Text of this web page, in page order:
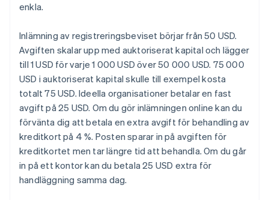
enkla.
Inlämning av registreringsbeviset börjar från 50 USD.
Avgiften skalar upp med auktoriserat kapital och lägger
till 1 USD för varje 1 000 USD över 50 000 USD. 75 000
USD i auktoriserat kapital skulle till exempel kosta
totalt 75 USD. Ideella organisationer betalar en fast
avgift på 25 USD. Om du gör inlämningen online kan du
förvänta dig att betala en extra avgift för behandling av
kreditkort på 4 %. Posten sparar in på avgiften för
kreditkortet men tar längre tid att behandla. Om du går
in på ett kontor kan du betala 25 USD extra för
handläggning samma dag.